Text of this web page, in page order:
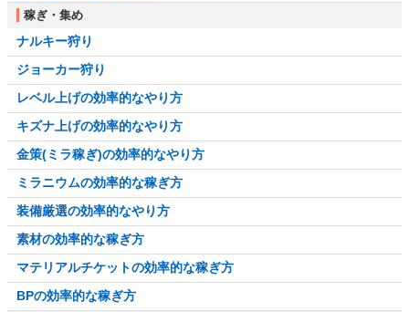
稼ぎ・集め
ナルキー狩り
ジョーカー狩り
レベル上げの効率的なやり方
キズナ上げの効率的なやり方
金策(ミラ稼ぎ)の効率的なやり方
ミラニウムの効率的な稼ぎ方
装備厳選の効率的なやり方
素材の効率的な稼ぎ方
マテリアルチケットの効率的な稼ぎ方
BPの効率的な稼ぎ方